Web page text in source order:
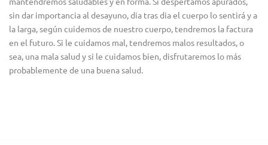
sin dar importancia al desayuno, dia tras dia el cuerpo lo sentirá y a
la larga, según cuidemos de nuestro cuerpo, tendremos la factura
en el futuro. Si le cuidamos mal, tendremos malos resultados, o
sea, una mala salud y si le cuidamos bien, disfrutaremos lo más
probablemente de una buena salud.